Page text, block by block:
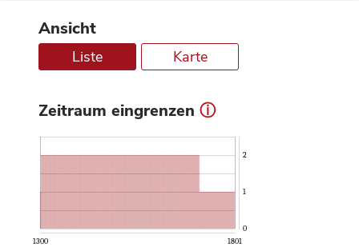
Ansicht
Liste Karte
Zeitraum eingrenzen ⓘ
1300 1801
0
1
2